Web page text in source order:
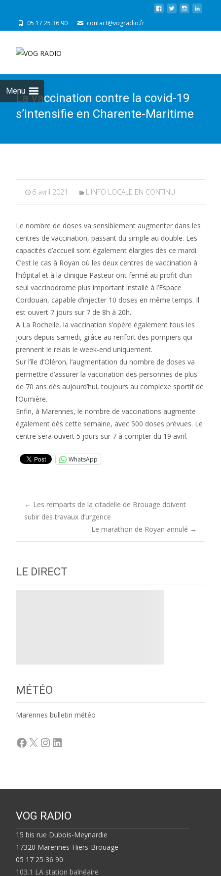
05 17 25 36 90 contact@vogradio.fr
Menu
La vaccination contre la covid-19
s’intensifie en Charente-Maritime
6 avril 2021 L'INFO LOCALE EN CONTINU
Le nombre de doses va sensiblement augmenter dans les
centres de vaccination, passant du simple au double. Les
capacités d’accueil sont également élargies dès ce mardi.
C’est le cas à Royan où les deux centres de vaccination à
l’hôpital et à la clinique Pasteur ont fermé au profit d’un
seul vaccinodrome plus important installé à l’Espace
Cordouan, capable d’injecter 10 doses en même temps. Il
est ouvert 7 jours sur 7 de 8h à 20h.
A La Rochelle, la vaccination s’opère également tous les
jours depuis samedi, grâce au renfort des pompiers qui
prennent le relais le week-end uniquement.
Sur l’île d’Oléron, l’augmentation du nombre de doses va
permettre d’assurer la vaccination des personnes de plus
de 70 ans dès aujourd’hui, toujours au complexe sportif de
l’Oumière.
Enfin, à Marennes, le nombre de vaccinations augmente
également dès cette semaine, avec 500 doses prévues. Le
centre sera ouvert 5 jours sur 7 à compter du 19 avril.
WhatsApp
Post
navigation
← Les remparts de la citadelle de Brouage doivent
subir des travaux d’urgence
Le marathon de Royan annulé →
LE DIRECT
MÉTÉO
Marennes bulletin météo
Facebook
X Instagram
LinkedIn
VOG RADIO
15 bis rue Dubois-Meynardie
17320 Marennes-Hiers-Brouage
05 17 25 36 90
103.1 LA station balnéaire